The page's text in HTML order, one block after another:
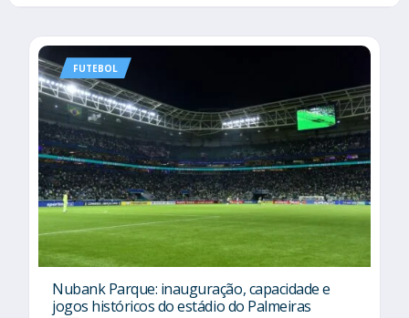
FUTEBOL
Nubank Parque: inauguração, capacidade e
jogos históricos do estádio do Palmeiras